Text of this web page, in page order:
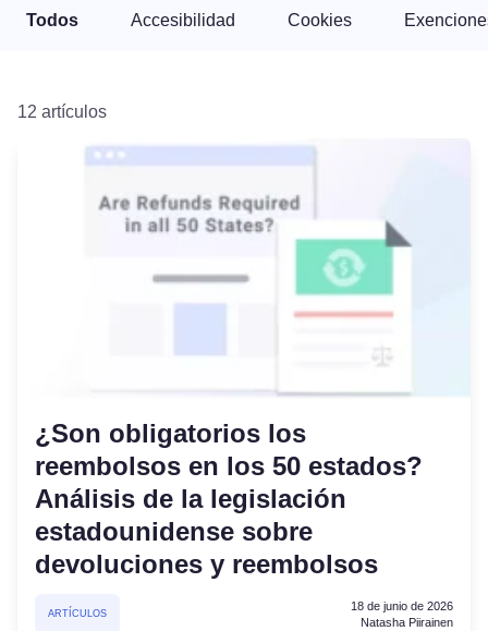
Todos Accesibilidad Cookies
12 artículos
¿Son obligatorios los
reembolsos en los 50 estados?
Análisis de la legislación
estadounidense sobre
devoluciones y reembolsos
ARTÍCULOS
18 de junio de 2026
Natasha Piirainen